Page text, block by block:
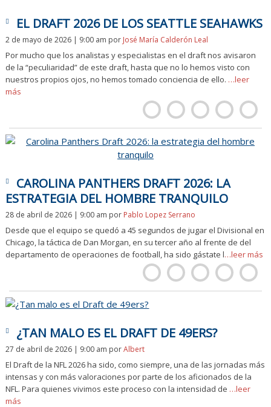
EL DRAFT 2026 DE LOS SEATTLE SEAHAWKS
2 de mayo de 2026 | 9:00 am por José María Calderón Leal
Por mucho que los analistas y especialistas en el draft nos avisaron
de la “peculiaridad” de este draft, hasta que no lo hemos visto con
nuestros propios ojos, no hemos tomado conciencia de ello. …leer
más
CAROLINA PANTHERS DRAFT 2026: LA
ESTRATEGIA DEL HOMBRE TRANQUILO
28 de abril de 2026 | 9:00 am por Pablo Lopez Serrano
Desde que el equipo se quedó a 45 segundos de jugar el Divisional en
Chicago, la táctica de Dan Morgan, en su tercer año al frente de del
departamento de operaciones de football, ha sido gástate l…leer más
¿TAN MALO ES EL DRAFT DE 49ERS?
27 de abril de 2026 | 9:00 am porAlbert
El Draft de la NFL 2026 ha sido, como siempre, una de las jornadas más
intensas y con más valoraciones por parte de los aficionados de la
NFL. Para quienes vivimos este proceso con la intensidad de …leer
más